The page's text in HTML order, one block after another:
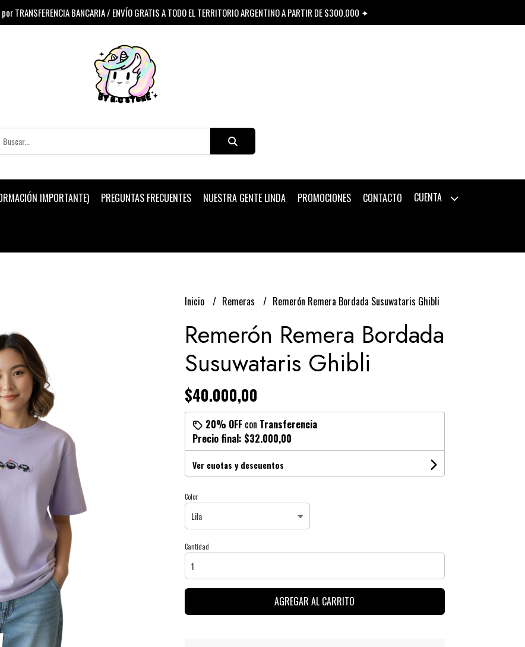
TRANSFERENCIA BANCARIA / ENVÍO GRATIS A TODO EL TERRITORIO ARGENTINO A PARTIR DE $300.000 ✦
IMPORTANTE) PREGUNTAS FRECUENTES NUESTRA GENTE LINDA PROMOCIONES CONTACTO CUENTA
Inicio Remeras Remerón Remera Bordada Susuwataris Ghibli
Remerón Remera Bordada
Susuwataris Ghibli
$40.000,00
20% OFFcon Transferencia
Precio final: $32.000,00
Ver cuotas y descuentos
Color
Cantidad
AGREGAR AL CARRITO